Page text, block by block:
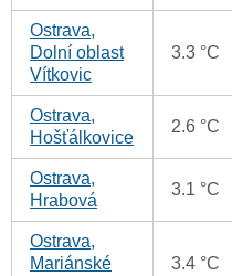
Ostrava,
Dolní oblast
Vítkovic
3.3 °C
Ostrava,
Hošťálkovice
2.6 °C
Ostrava,
Hrabová
3.1 °C
Ostrava,
Mariánské
3.4 °C